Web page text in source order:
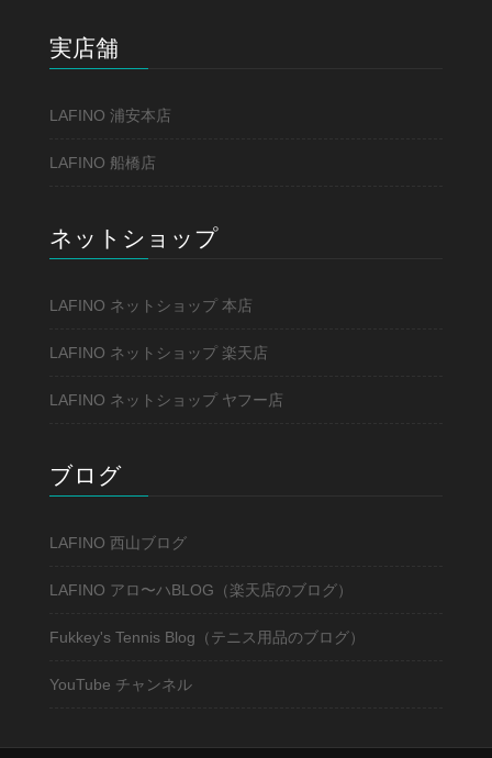
実店舗
LAFINO 浦安本店
LAFINO 船橋店
ネットショップ
LAFINO ネットショップ 本店
LAFINO ネットショップ 楽天店
LAFINO ネットショップ ヤフー店
ブログ
LAFINO 西山ブログ
LAFINO アロ〜ハBLOG（楽天店のブログ）
Fukkey's Tennis Blog（テニス用品のブログ）
YouTube チャンネル